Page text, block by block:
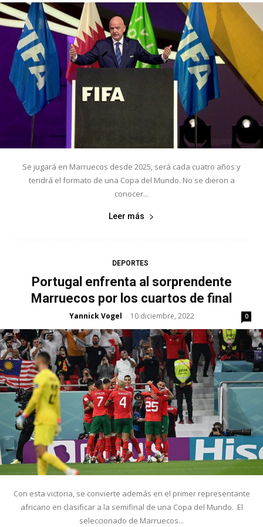
Se jugará en Marruecos desde 2025, será cada cuatro años y
tendrá el formato de una Copa del Mundo. No se dieron a
conocer...
Leer más
DEPORTES
Portugal enfrenta al sorprendente
Marruecos por los cuartos de final
Yannick Vogel - 10 diciembre, 2022 0
Con esta victoria, se convierte además en el primer representante
africano en clasificar a la semifinal de una Copa del Mundo. El
seleccionado de Marruecos...